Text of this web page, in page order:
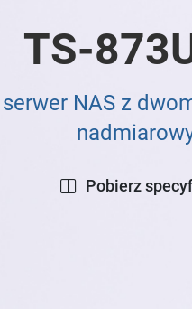
TS-
NAS z
Pobierz